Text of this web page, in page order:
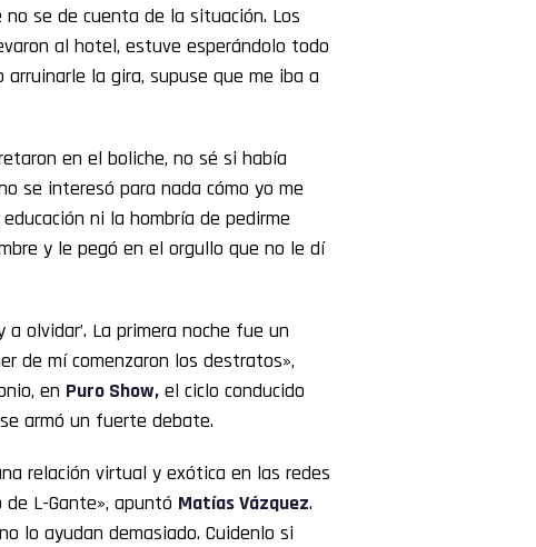
se de cuenta de la situación. Los
al hotel, estuve esperándolo todo
la gira, supuse que me iba a
en el boliche, no sé si había
se interesó para nada cómo yo me
ni la hombría de pedirme
y le pegó en el orgullo que no le dí
olvidar’. La primera noche fue un
de mí comenzaron los destratos»,
en Puro Show, el ciclo conducido
armó un fuerte debate.
relación virtual y exótica en las redes
L-Gante», apuntó Matías Vázquez.
lo ayudan demasiado. Cuidenlo si